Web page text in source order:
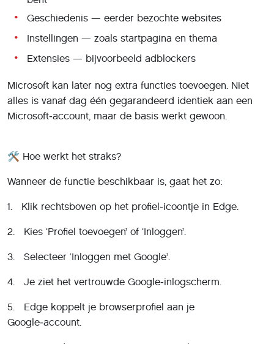
Geschiedenis — eerder bezochte websites
Instellingen — zoals startpagina en thema
Extensies — bijvoorbeeld adblockers
Microsoft kan later nog extra functies toevoegen. Niet
alles is vanaf dag één gegarandeerd identiek aan een
Microsoft‑account, maar de basis werkt gewoon.
🛠️ Hoe werkt het straks?
Wanneer de functie beschikbaar is, gaat het zo:
1. Klik rechtsboven op het profiel‑icoontje in Edge.
2. Kies ‘Profiel toevoegen’ of ‘Inloggen’.
3. Selecteer ‘Inloggen met Google’.
4. Je ziet het vertrouwde Google‑inlogscherm.
5. Edge koppelt je browserprofiel aan je
Google‑account.